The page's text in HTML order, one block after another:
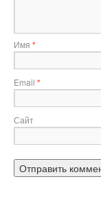
Имя *
Email *
Сайт